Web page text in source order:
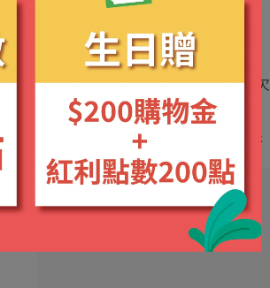
力成長
3 西洋蔘能量發電機
4 每天累的像殭屍?你只是欠
維生素B而已
菸鹼酸幫忙你才會睡得好